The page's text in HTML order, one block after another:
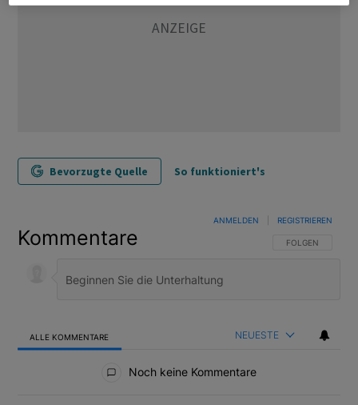
Bevorzugte Quelle So funktioniert's
Kommentare FOLGE DIESER
FOLGEN
ANMELDEN REGISTRIEREN
ALLE KOMMENTARE NEUESTE
Noch keine Kommentare